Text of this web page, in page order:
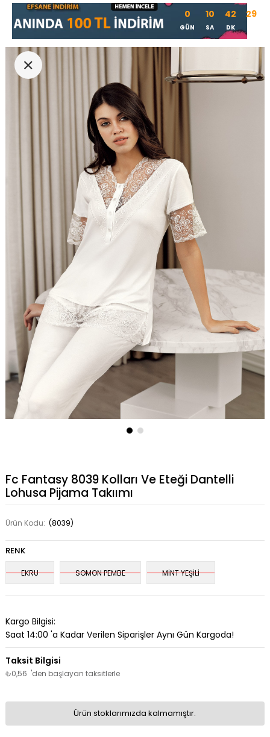
0
GÜN
10
SA
42
DK
29
Fc Fantasy 8039 Kolları Ve Eteği Dantelli
Lohusa Pijama Takıımı
Ürün Kodu: (8039)
RENK
EKRU SOMON PEMBE MİNT YEŞİLİ
Kargo Bilgisi:
Saat 14:00 'a Kadar Verilen Siparişler Aynı Gün Kargoda!
₺0,56 'den başlayan taksitlerle
Ürün stoklarımızda kalmamıştır.